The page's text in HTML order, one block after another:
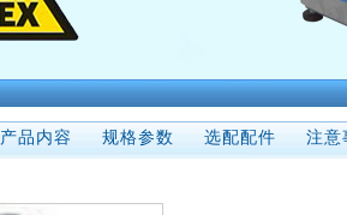
产品内容 规格参数 选配配件 注意